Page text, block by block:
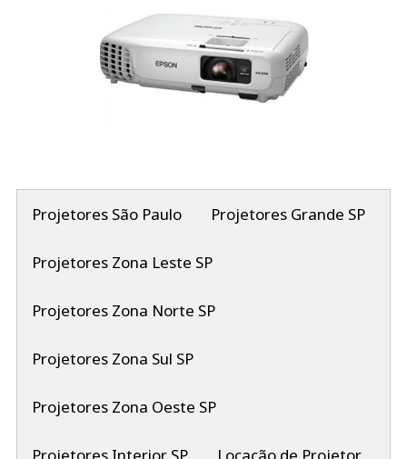
Projetores São Paulo Projetores Grande SP
Projetores Zona Leste SP
Projetores Zona Norte SP
Projetores Zona Sul SP
Projetores Zona Oeste SP
Projetores Interior SP Locação de Projetor